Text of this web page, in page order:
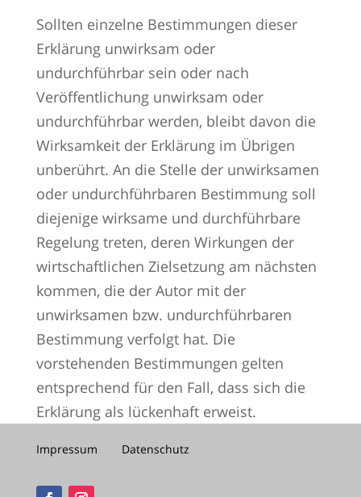
Sollten einzelne Bestimmungen dieser
Erklärung unwirksam oder
undurchführbar sein oder nach
Veröffentlichung unwirksam oder
undurchführbar werden, bleibt davon die
Wirksamkeit der Erklärung im Übrigen
unberührt. An die Stelle der unwirksamen
oder undurchführbaren Bestimmung soll
diejenige wirksame und durchführbare
Regelung treten, deren Wirkungen der
wirtschaftlichen Zielsetzung am nächsten
kommen, die der Autor mit der
unwirksamen bzw. undurchführbaren
Bestimmung verfolgt hat. Die
vorstehenden Bestimmungen gelten
entsprechend für den Fall, dass sich die
Erklärung als lückenhaft erweist.
Impressum Datenschutz